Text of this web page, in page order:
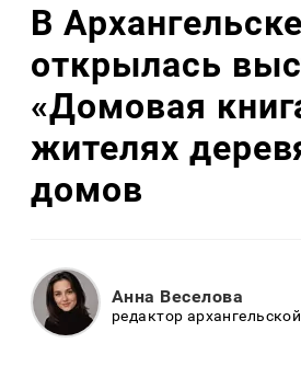
В Архангельске
открылась
«Домовая
жителях
домов
Анна Веселова
редактор